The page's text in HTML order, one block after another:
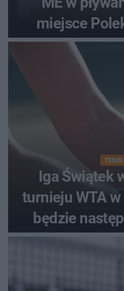
miejsce
TENIS
Iga Świątek
turnieju WTA
będzie